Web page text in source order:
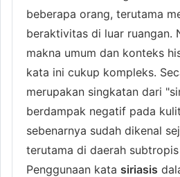
beberapa orang, terutama
beraktivitas di luar ruangan.
makna umum dan konteks
kata ini cukup kompleks.
merupakan singkatan dari
berdampak negatif pada
sebenarnya sudah dikenal
terutama di daerah
Penggunaan kata siriasis